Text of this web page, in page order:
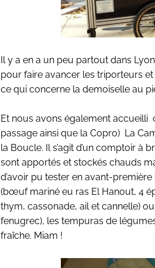
Il y a en a un peu partout dans
pour faire avancer les triporteurs
ce qui concerne la demoiselle au
Et nous avons également accueilli
passage ainsi que la Copro) La
la Boucle. Il s’agit d’un comptoir à
sont apportés et stockés chauds
d’avoir pu tester en avant-
(bœuf mariné eu ras El Hanout, 4
thym, cassonade, ail et cannelle)
fenugrec), les tempuras de
fraîche. Miam !